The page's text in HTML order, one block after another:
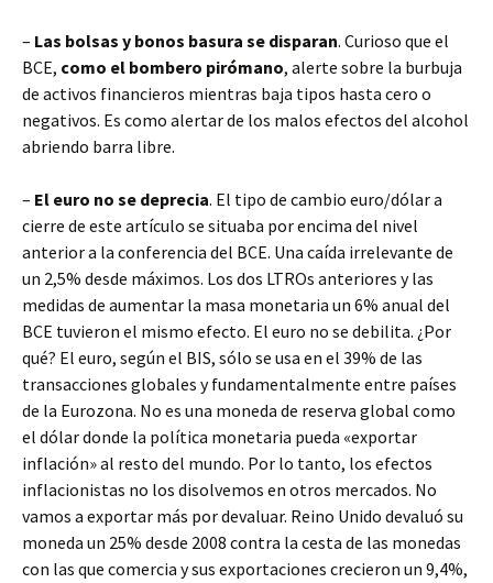
– Las bolsas y bonos basura se disparan. Curioso que el
BCE, como el bombero pirómano, alerte sobre la burbuja
de activos financieros mientras baja tipos hasta cero o
negativos. Es como alertar de los malos efectos del alcohol
abriendo barra libre.
– El euro no se deprecia. El tipo de cambio euro/dólar a
cierre de este artículo se situaba por encima del nivel
anterior a la conferencia del BCE. Una caída irrelevante de
un 2,5% desde máximos. Los dos LTROs anteriores y las
medidas de aumentar la masa monetaria un 6% anual del
BCE tuvieron el mismo efecto. El euro no se debilita. ¿Por
qué? El euro, según el BIS, sólo se usa en el 39% de las
transacciones globales y fundamentalmente entre países
de la Eurozona. No es una moneda de reserva global como
el dólar donde la política monetaria pueda «exportar
inflación» al resto del mundo. Por lo tanto, los efectos
inflacionistas no los disolvemos en otros mercados. No
vamos a exportar más por devaluar. Reino Unido devaluó su
moneda un 25% desde 2008 contra la cesta de las monedas
con las que comercia y sus exportaciones crecieron un 9,4%,